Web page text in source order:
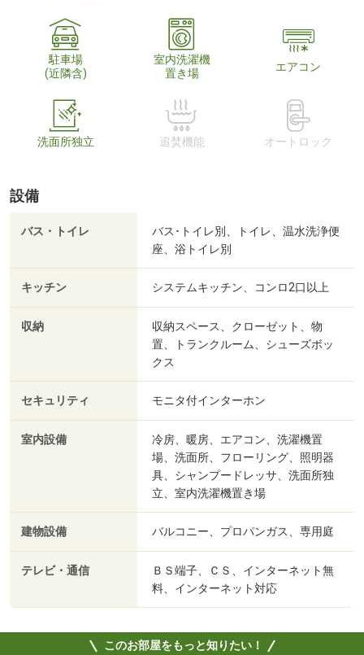
駐車場
(近隣含)
室内洗濯機
置き場
エアコン
洗面所独立 追焚機能 オートロック
設備
バス・トイレ
バス･トイレ別、トイレ、温水洗浄便
座、浴トイレ別
キッチン システムキッチン、コンロ2口以上
収納
収納スペース、クローゼット、物
置、トランクルーム、シューズボッ
クス
セキュリティ モニタ付インターホン
室内設備
冷房、暖房、エアコン、洗濯機置
場、洗面所、フローリング、照明器
具、シャンプードレッサ、洗面所独
立、室内洗濯機置き場
建物設備 バルコニー、プロパンガス、専用庭
テレビ・通信
ＢＳ端子、ＣＳ、インターネット無
料、インターネット対応
このお部屋をもっと知りたい！